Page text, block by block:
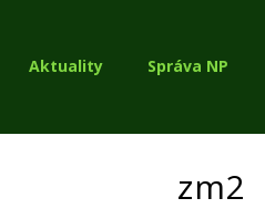
Aktuality Správa NP
zm2